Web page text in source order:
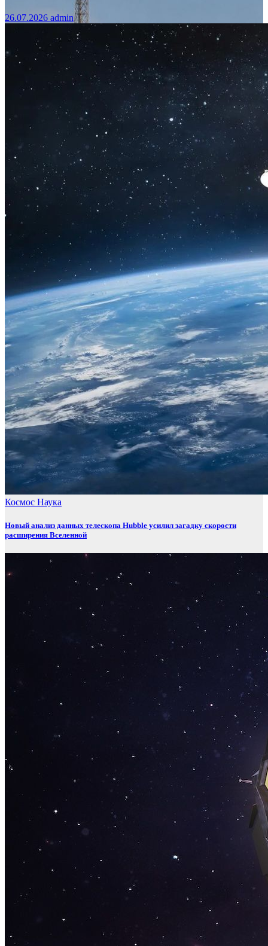
26.07.2026 admin
Космос Наука
Новый анализ данных телескопа Hubble усилил загадку скорости
расширения Вселенной